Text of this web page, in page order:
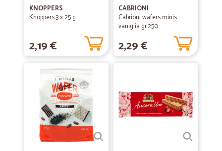
KNOPPERS
Knoppers 3 x 25 g
2,19 €
CABRIONI
Cabrioni wafers minis
vaniglia gr.250
2,29 €